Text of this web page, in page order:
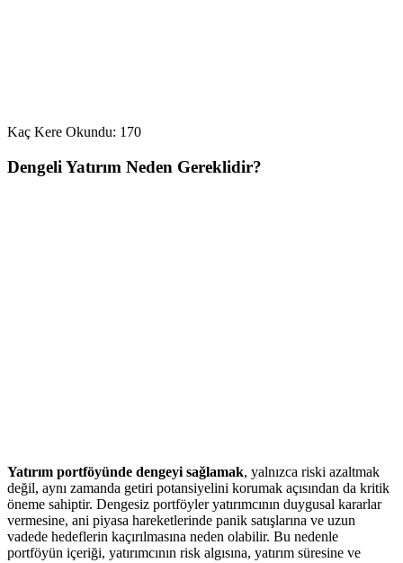
Kaç Kere Okundu: 170
Dengeli Yatırım Neden Gereklidir?
Yatırım portföyünde dengeyi sağlamak, yalnızca riski azaltmak
değil, aynı zamanda getiri potansiyelini korumak açısından da kritik
öneme sahiptir. Dengesiz portföyler yatırımcının duygusal kararlar
vermesine, ani piyasa hareketlerinde panik satışlarına ve uzun
vadede hedeflerin kaçırılmasına neden olabilir. Bu nedenle
portföyün içeriği, yatırımcının risk algısına, yatırım süresine ve